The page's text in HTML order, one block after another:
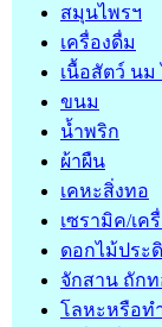
สมุนไพรฯ
เครื่องดื่ม
เนื้อสัตว์ นม
ขนม
น้ำพริก
ผ้าผืน
เคหะสิ่งทอ
เซรามิค/เค
ดอกไม้ประ
จักสาน ถักท
โลหะหรือท